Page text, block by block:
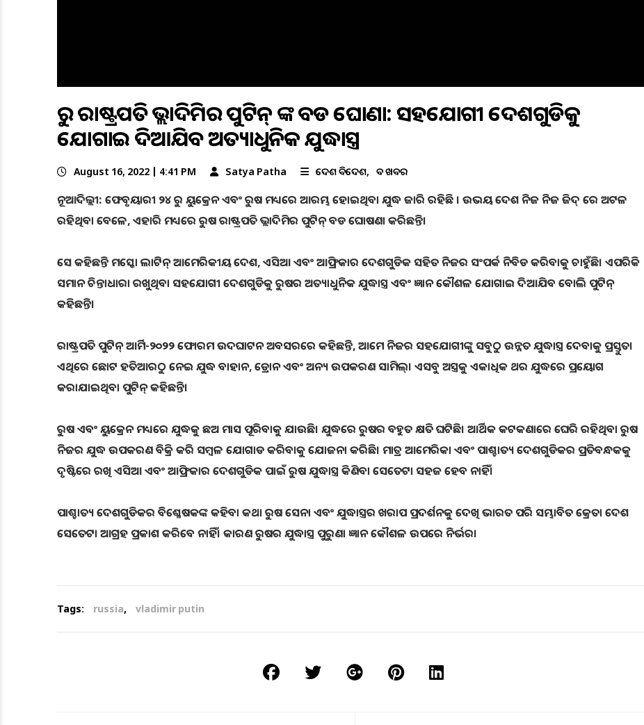
ରୁଷ ରାଷ୍ଟ୍ରପତି ଭ୍ଲାଦିମିର ପୁଟିନ୍ ଙ୍କ ବଡ ଘୋଷଣା: ସହଯୋଗୀ ଦେଶଗୁଡିକୁ
ଯୋଗାଇ ଦିଆଯିବ ଅତ୍ୟାଧୁନିକ ଯୁଦ୍ଧାସ୍ତ୍ର
August 16, 2022 | 4:41 PM Satya Patha ଦେଶ ବିଦେଶ ବଡ ଖବର
ନୂଆଦିଲ୍ଲୀ: ଫେବୃୟାରୀ ୨୪ ରୁ ୟୁକ୍ରେନ ଏବଂ ରୁଷ ମଧ୍ୟରେ ଆରମ୍ଭ ହୋଇଥିବା ଯୁଦ୍ଧ ଜାରି ରହିଛି । ଉଭୟ ଦେଶ ନିଜ ନିଜ ଜିଦ୍ ରେ ଅଟଳ
ରହିଥିବା ବେଳେ, ଏହାରି ମଧ୍ୟରେ ରୁଷ ରାଷ୍ଟ୍ରପତି ଭ୍ଲାଦିମିର ପୁଟିନ୍ ବଡ ଘୋଷଣା କରିଛନ୍ତି।
ସେ କହିଛନ୍ତି ମସ୍କୋ ଲାଟିନ୍ ଆମେରିକୀୟ ଦେଶ, ଏସିଆ ଏବଂ ଆଫ୍ରିକାର ଦେଶଗୁଡିକ ସହିତ ନିଜର ସଂପର୍କ ନିବିଡ କରିବାକୁ ଚାହୁଁଛି। ଏପରିକି
ସମାନ ଚିନ୍ତାଧାରା ରଖୁଥିବା ସହଯୋଗୀ ଦେଶଗୁଡିକୁ ରୁଷର ଅତ୍ୟାଧୁନିକ ଯୁଦ୍ଧାସ୍ତ୍ର ଏବଂ ଜ୍ଞାନ କୌଶଳ ଯୋଗାଇ ଦିଆଯିବ ବୋଲି ପୁଟିନ୍
କହିଛନ୍ତି।
ରାଷ୍ଟ୍ରପତି ପୁଟିନ୍ ଆର୍ମି-୨୦୨୨ ଫୋରମ ଉଦଘାଟନ ଅବସରରେ କହିଛନ୍ତି, ଆମେ ନିଜର ସହଯୋଗୀଙ୍କୁ ସବୁଠୁ ଉନ୍ନତ ଯୁଦ୍ଧାସ୍ତ୍ର ଦେବାକୁ ପ୍ରସ୍ତୁତ।
ଏଥିରେ ଛୋଟ ହତିଆରଠୁ ନେଇ ଯୁଦ୍ଧ ବାହାନ, ଡ୍ରୋନ ଏବଂ ଅନ୍ୟ ଉପକରଣ ସାମିଲ୍। ଏସବୁ ଅସ୍ତ୍ରକୁ ଏକାଧିକ ଥର ଯୁଦ୍ଧରେ ପ୍ରୟୋଗ
କରାଯାଇଥିବା ପୁଟିନ୍ କହିଛନ୍ତି।
ରୁଷ ଏବଂ ୟୁକ୍ରେନ ମଧ୍ୟରେ ଯୁଦ୍ଧକୁ ଛଅ ମାସ ପୂରିବାକୁ ଯାଉଛି। ଯୁଦ୍ଧରେ ରୁଷର ବହୁତ କ୍ଷତି ଘଟିଛି। ଆର୍ଥିକ କଟକଣାରେ ଘେରି ରହିଥିବା ରୁଷ
ନିଜର ଯୁଦ୍ଧ ଉପକରଣ ବିକ୍ରି କରି ସମ୍ବଳ ଯୋଗାଡ କରିବାକୁ ଯୋଜନା କରିଛି। ମାତ୍ର ଆମେରିକା ଏବଂ ପାଶ୍ଚାତ୍ୟ ଦେଶଗୁଡିକର ପ୍ରତିବନ୍ଧକକୁ
ଦୃଷ୍ଟିରେ ରଖି ଏସିଆ ଏବଂ ଆଫ୍ରିକାର ଦେଶଗୁଡିକ ପାଇଁ ରୁଷ ଯୁଦ୍ଧାସ୍ତ୍ର କିଣିବା ସେତେଟା ସହଜ ହେବ ନାହିଁ।
ପାଶ୍ଚାତ୍ୟ ଦେଶଗୁଡିକର ବିଶ୍ଳେଷକଙ୍କ କହିବା କଥା ରୁଷ ସେନା ଏବଂ ଯୁଦ୍ଧାସ୍ତ୍ରର ଖରାପ ପ୍ରଦର୍ଶନକୁ ଦେଖି ଭାରତ ପରି ସମ୍ଭାବିତ କ୍ରେତା ଦେଶ
ସେତେଟା ଆଗ୍ରହ ପ୍ରକାଶ କରିବେ ନାହିଁ। କାରଣ ରୁଷର ଯୁଦ୍ଧାସ୍ତ୍ର ପୁରୁଣା ଜ୍ଞାନ କୌଶଳ ଉପରେ ନିର୍ଭର।
Tags: russia, vladimir putin